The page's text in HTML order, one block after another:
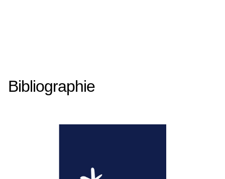
Bibliographie